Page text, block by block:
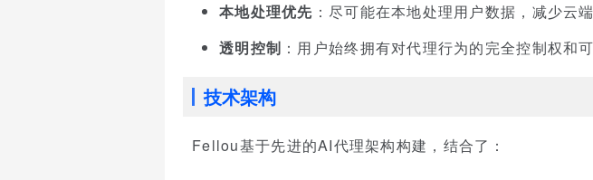
本地处理优先 ：尽可能在本地处理用户数据，减少云
透明控制 ：用户始终拥有对代理行为的完全控制权和
技术架构
Fellou基于先进的AI代理架构构建，结合了：